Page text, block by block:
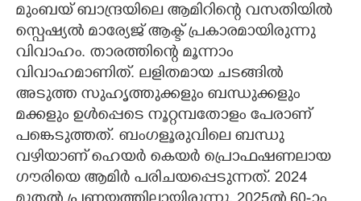
മുംബയ് ബാന്ദ്രയിലെ ആമിറിന്റെ വസതിയിൽ
സ്പെഷ്യൽ മാര്യേജ് ആക്ട് പ്രകാരമായിരുന്നു
വിവാഹം. താരത്തിന്റെ മൂന്നാം
വിവാഹമാണിത്. ലളിതമായ ചടങ്ങിൽ
അടുത്ത സുഹൃത്തുക്കളും ബന്ധുക്കളും
മക്കളും ഉൾപ്പെടെ നൂറ്റമ്പതോളം പേരാണ്
പങ്കെടുത്തത്. ബംഗളൂരുവിലെ ബന്ധു
വഴിയാണ് ഹെയർ കെയർ പ്രൊഫഷണലായ
ഗൗരിയെ ആമിർ പരിചയപ്പെടുന്നത്. 2024